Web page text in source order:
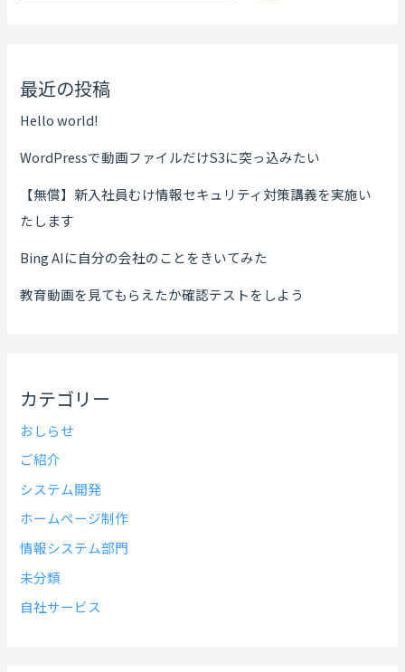
最近の投稿
Hello world!
WordPressで動画ファイルだけS3に突っ込みたい
【無償】新入社員むけ情報セキュリティ対策講義を実施い
たします
Bing AIに自分の会社のことをきいてみた
教育動画を見てもらえたか確認テストをしよう
カテゴリー
おしらせ
ご紹介
システム開発
ホームページ制作
情報システム部門
未分類
自社サービス